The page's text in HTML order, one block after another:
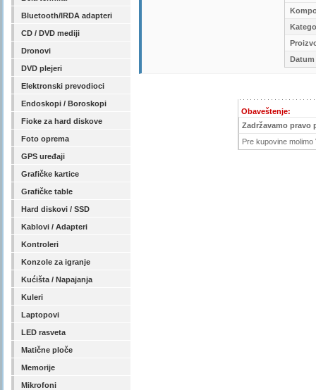
Bluetooth/IRDA adapteri
CD / DVD mediji
Dronovi
DVD plejeri
Elektronski prevodioci
Endoskopi / Boroskopi
Fioke za hard diskove
Foto oprema
GPS uređaji
Grafičke kartice
Grafičke table
Hard diskovi / SSD
Kablovi / Adapteri
Kontroleri
Konzole za igranje
Kućišta / Napajanja
Kuleri
Laptopovi
LED rasveta
Matične ploče
Memorije
Mikrofoni
Obaveštenje:
Zadržavamo pravo
Pre kupovine